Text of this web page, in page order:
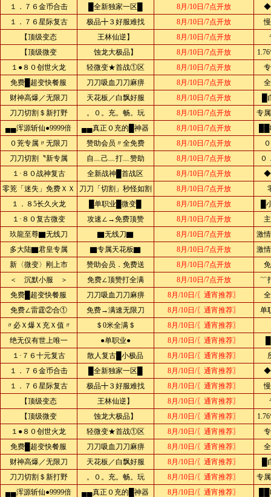
１．７６金币合击 █全新独家一区█ 8月/10日/7点开放
◆
１．７６星际复古
极品╋３好服难找 8月/10日/7点开放
【顶级变态
王林仙逆】 8月/10日/7点开放
【顶级微变
蚀龙大极品】 8月/10日/7点开放
１●８０创世火龙
轻微变★首战①区 8月/10日/7点开放
免费█超变快餐服
刀刀吸血刀刀麻痹 8月/10日/7点开放
财神高爆／无限刀
天花板／白飘好服 8月/10日/7点开放
刀刀切割＄新打野
。０。充。畅。玩 8月/10日/7点开放
专
▄▄浑源斩仙●9999倍
▄▄真正０充的█神器 8月/10日/7点开放
０茺专属〃无限刀
赞助会员〃全免费 8月/10日/7点开放
刀刀切割〝新专属
自﹏己﹏打﹏赞助 8月/10日/7点开放
０
１·８０战神复古
全新战神█首战区 8月/10日/7点开放
◆
零茺「迷失」免费ＸＸ
刀刀「切割」秒怪如割 8月/10日/7点开放
１．８5长久火龙
█单职业█微变█ 8月/10日/7点开放
█
１·８０复古微变
攻速∠→免费顶赞 8月/10日/7点开放
玖龍至尊▇无线刀
▇无线刀▇ 8月/10日/7点开放
激
多大陆▇君皇专属
▇专属天花板▇ 8月/10日/7点开放
激
新〈微变〉刚上市
赞助会员．免费送 8月/10日/7点开放
＜ 沉默小服 ＞
免费∠顶赞打全满 8月/10日/7点开放
﹌
免费█超变快餐服
刀刀吸血刀刀麻痹 8月/10日/〖通宵推荐〗
免费∠雷霆②合①
免费→满速无限刀 8月/10日/〖通宵推荐〗
单
〃必Ｘ爆Ｘ充Ｘ值〃
＄0米全满＄
8月/10日/〖通宵推荐〗
绝无仅有世上唯一
●单职业● 8月/10日/〖通宵推荐〗
１·７６十元复古
散人复古█小极品 8月/10日/〖通宵推荐〗
１．７６金币合击
█全新独家一区█ 8月/10日/〖通宵推荐〗
◆
１．７６星际复古
极品╋３好服难找 8月/10日/〖通宵推荐〗
【顶级变态
王林仙逆】 8月/10日/〖通宵推荐〗
【顶级微变
蚀龙大极品】 8月/10日/〖通宵推荐〗
１●８０创世火龙
轻微变★首战①区 8月/10日/〖通宵推荐〗
免费█超变快餐服
刀刀吸血刀刀麻痹 8月/10日/〖通宵推荐〗
财神高爆／无限刀
天花板／白飘好服 8月/10日/〖通宵推荐〗
刀刀切割＄新打野
。０。充。畅。玩 8月/10日/〖通宵推荐〗
专
▄▄浑源斩仙●9999倍
▄▄真正０充的█神器 8月/10日/〖通宵推荐〗